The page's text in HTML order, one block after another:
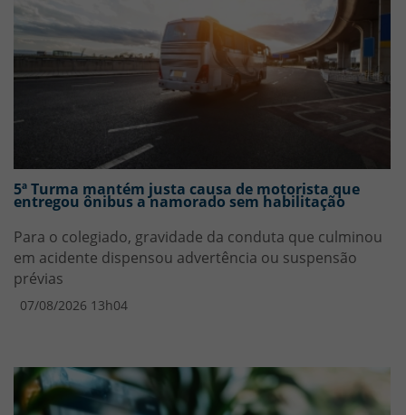
5ª Turma mantém justa causa de motorista que
entregou ônibus a namorado sem habilitação
Para o colegiado, gravidade da conduta que culminou
em acidente dispensou advertência ou suspensão
prévias
07/08/2026 13h04